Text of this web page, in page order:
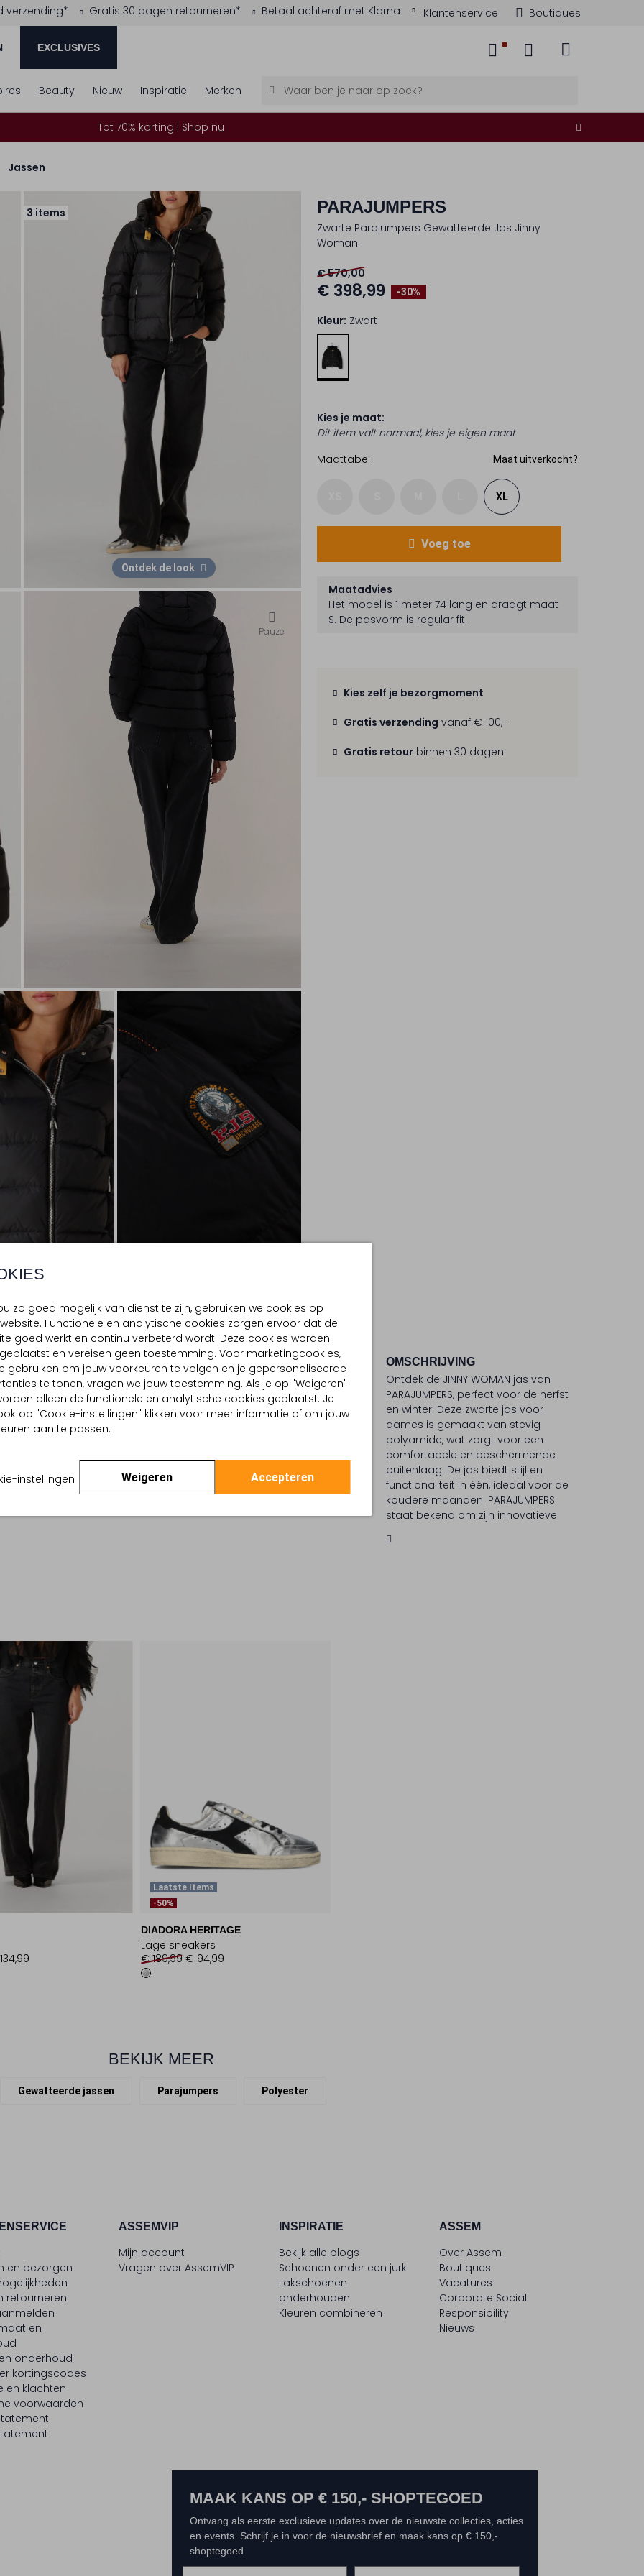
verzending* Gratis 30 dagen retourneren* Betaal achteraf met Klarna Klantenservice Boutiques
EXCLUSIVES
zo goed mogelijk van dienst te zijn, gebruiken we cookies op
Functionele en analytische cookies zorgen ervoor dat de
goed werkt en continu verbeterd wordt. Deze cookies worden
en vereisen geen toestemming. Voor marketingcookies,
gebruiken om jouw voorkeuren te volgen en je gepersonaliseerde
te tonen, vragen we jouw toestemming. Als je op "Weigeren"
alleen de functionele en analytische cookies geplaatst. Je
op "Cookie-instellingen" klikken voor meer informatie of om jouw
aan te passen.
instellingen Weigeren Accepteren
Beauty Nieuw Inspiratie Merken
Tot 70% korting | Shop nu
Jassen
3 items
Ontdek de look
Pauze
PARAJUMPERS
Zwarte Parajumpers Gewatteerde Jas Jinny
Woman
-30%
€ 570,00
€ 398,99
Kleur: Zwart
Kies je maat:
Dit item valt normaal, kies je eigen maat
Maattabel
Maat uitverkocht?
XL
Voeg toe
Maatadvies
Het model is 1 meter 74 lang en draagt maat
S. De pasvorm is regular fit.
Kies zelf je bezorgmoment
Gratis verzending vanaf € 100,-
Gratis retour binnen 30 dagen
& RETOURNEREN
& PASVORM
Polyester
Lange Mouw
WASVOORSCHRIFTEN
Beperkt wassen op 30 °C
Niet strijken
Niet chemisch reinigen
OMSCHRIJVING
Ontdek de JINNY WOMAN jas van
PARAJUMPERS, perfect voor de herfst
en winter. Deze zwarte jas voor
dames is gemaakt van stevig
polyamide, wat zorgt voor een
comfortabele en beschermende
buitenlaag. De jas biedt stijl en
functionaliteit in één, ideaal voor de
koudere maanden. PARAJUMPERS
staat bekend om zijn innovatieve
materialen, waardoor je altijd goed
Laatste Items
-50%
DIADORA HERITAGE
Lage sneakers
€ 189,99 € 94,99
BEKIJK MEER
Gewatteerde jassen Parajumpers Polyester
en bezorgen
retourneren
en
onderhoud
kortingscodes
en klachten
voorwaarden
ASSEMVIP
Mijn account
Vragen over AssemVIP
INSPIRATIE
Bekijk alle blogs
Schoenen onder een jurk
Lakschoenen
onderhouden
Kleuren combineren
ASSEM
Over Assem
Boutiques
Vacatures
Corporate Social
Responsibility
Nieuws
MAAK KANS OP € 150,- SHOPTEGOED
Ontvang als eerste exclusieve updates over de nieuwste collecties, acties
en events. Schrijf je in voor de nieuwsbrief en maak kans op € 150,-
shoptegoed.